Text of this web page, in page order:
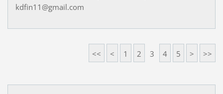
kdfin11@gmail.com
<< < 1 2 3 4 5 > >>